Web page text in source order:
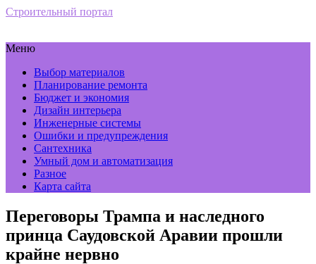
Строительный портал
Меню
Выбор материалов
Планирование ремонта
Бюджет и экономия
Дизайн интерьера
Инженерные системы
Ошибки и предупреждения
Сантехника
Умный дом и автоматизация
Разное
Карта сайта
Переговоры Трампа и наследного
принца Саудовской Аравии прошли
крайне нервно